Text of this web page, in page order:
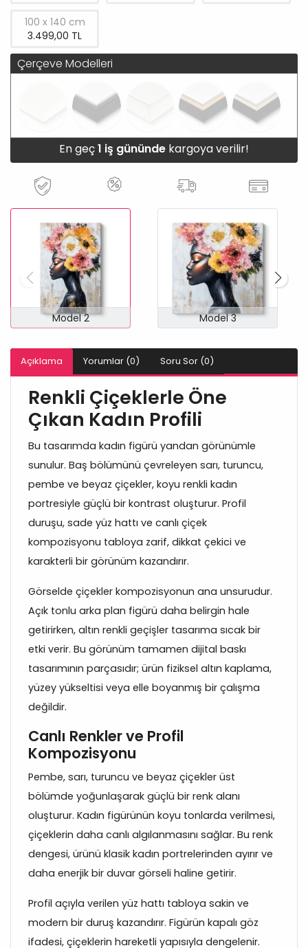
100 x 140 cm
3.499,00 TL
Çerçeve Modelleri
En geç1 iş gününde kargoya verilir!
Model 2 Model 3
Açıklama Yorumlar (0) Soru Sor (0)
Renkli Çiçeklerle Öne
Çıkan Kadın Profili
Bu tasarımda kadın figürü yandan görünümle
sunulur. Baş bölümünü çevreleyen sarı, turuncu,
pembe ve beyaz çiçekler, koyu renkli kadın
portresiyle güçlü bir kontrast oluşturur. Profil
duruşu, sade yüz hattı ve canlı çiçek
kompozisyonu tabloya zarif, dikkat çekici ve
karakterli bir görünüm kazandırır.
Görselde çiçekler kompozisyonun ana unsurudur.
Açık tonlu arka plan figürü daha belirgin hale
getirirken, altın renkli geçişler tasarıma sıcak bir
etki verir. Bu görünüm tamamen dijital baskı
tasarımının parçasıdır; ürün fiziksel altın kaplama,
yüzey yükseltisi veya elle boyanmış bir çalışma
değildir.
Canlı Renkler ve Profil
Kompozisyonu
Pembe, sarı, turuncu ve beyaz çiçekler üst
bölümde yoğunlaşarak güçlü bir renk alanı
oluşturur. Kadın figürünün koyu tonlarda verilmesi,
çiçeklerin daha canlı algılanmasını sağlar. Bu renk
dengesi, ürünü klasik kadın portrelerinden ayırır ve
daha enerjik bir duvar görseli haline getirir.
Profil açıyla verilen yüz hattı tabloya sakin ve
modern bir duruş kazandırır. Figürün kapalı göz
ifadesi, çiçeklerin hareketli yapısıyla dengelenir.